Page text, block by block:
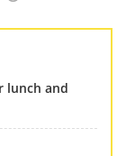
lunch and